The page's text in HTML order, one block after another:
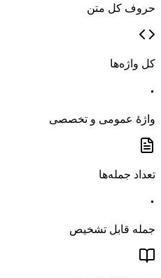
حروف کل متن
کل واژه‌ها
۰
واژهٔ عمومی و تخصصی
تعداد جمله‌ها
۰
جمله قابل تشخیص